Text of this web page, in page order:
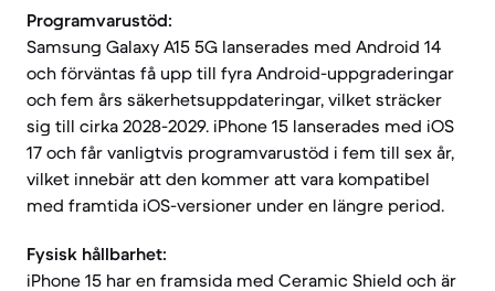
Programvarustöd:
Samsung Galaxy A15 5G lanserades med Android 14
och förväntas få upp till fyra Android-uppgraderingar
och fem års säkerhetsuppdateringar, vilket sträcker
sig till cirka 2028-2029. iPhone 15 lanserades med iOS
17 och får vanligtvis programvarustöd i fem till sex år,
vilket innebär att den kommer att vara kompatibel
med framtida iOS-versioner under en längre period.
Fysisk hållbarhet:
iPhone 15 har en framsida med Ceramic Shield och är